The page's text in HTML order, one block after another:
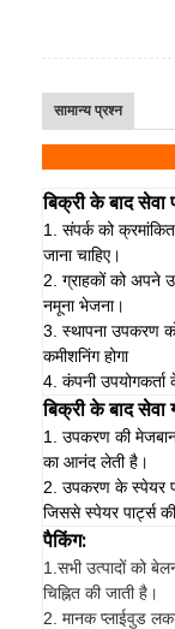
सामान्य प्रश्न
बिक्री के बाद सेवा
1. संपर्क को
जाना चाहिए।
2. ग्राहकों को अपने
नमूना भेजना।
3. स्थापना उपकरण
कमीशनिंग होगा
4. कंपनी
बिक्री के बाद सेवा
1. उपकरण की
का आनंद लेती है।
2. उपकरण के स्पेयर
जिससे स्पेयर पार्ट्स
पैकिंग:
1.सभी उत्पादों को
चिह्नित की जाती है।
2. मानक प्लाईवुड